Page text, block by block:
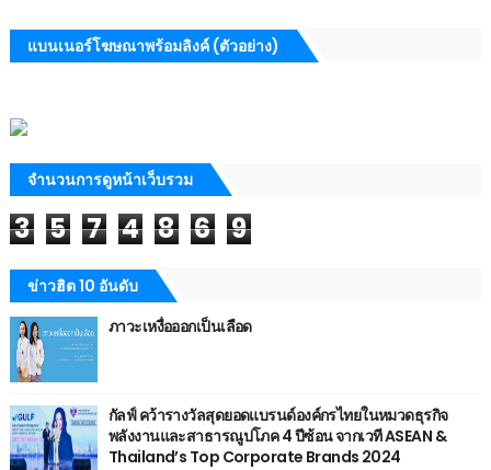
แบนเนอร์โฆษณาพร้อมลิงค์ (ตัวอย่าง)
จำนวนการดูหน้าเว็บรวม
3 5 7 4 8 6 9
ข่าวฮิต 10 อันดับ
ภาวะเหงื่อออกเป็นเลือด
กัลฟ์ คว้ารางวัลสุดยอดแบรนด์องค์กรไทยในหมวดธุรกิจ
พลังงานและสาธารณูปโภค 4 ปีซ้อน จากเวที ASEAN &
Thailand’s Top Corporate Brands 2024